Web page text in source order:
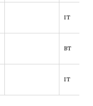
IT
BT
IT